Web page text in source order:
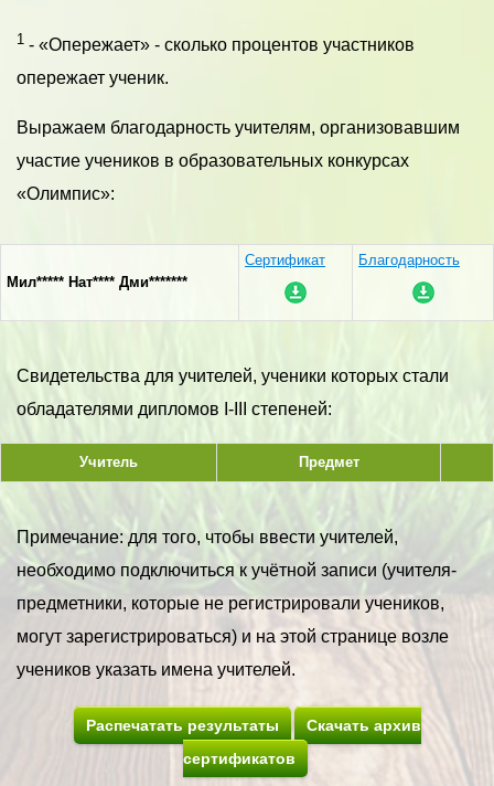
1 - «Опережает» - сколько процентов участников
опережает ученик.
Выражаем благодарность учителям, организовавшим
участие учеников в образовательных конкурсах
«Олимпис»:
Мил***** Нат**** Дми*******
Сертификат Благодарность
Свидетельства для учителей, ученики которых стали
обладателями дипломов I-III степеней:
Учитель Предмет
Примечание: для того, чтобы ввести учителей,
необходимо подключиться к учётной записи (учителя-
предметники, которые не регистрировали учеников,
могут зарегистрироваться) и на этой странице возле
учеников указать имена учителей.
Распечатать результаты
Скачать архив
сертификатов